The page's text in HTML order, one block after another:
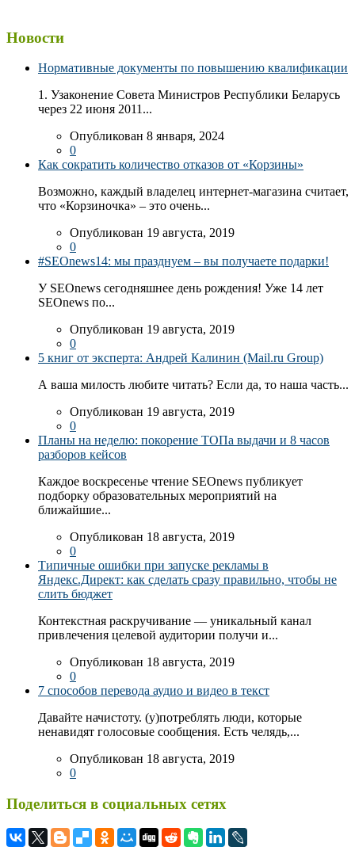
Новости
Нормативные документы по повышению квалификации
1. Узаконение Совета Министров Республики Беларусь
через 22 июня 2011...
Опубликован 8 января, 2024
0
Как сократить количество отказов от «Корзины»
Возможно, каждый владелец интернет-магазина считает,
что «Корзиночка» – это очень...
Опубликован 19 августа, 2019
0
#SEOnews14: мы празднуем – вы получаете подарки!
У SEOnews сегодняшнее день рождения! Уже 14 лет
SEOnews по...
Опубликован 19 августа, 2019
0
5 книг от эксперта: Андрей Калинин (Mail.ru Group)
А ваша милость любите читать? Если да, то наша часть...
Опубликован 19 августа, 2019
0
Планы на неделю: покорение ТОПа выдачи и 8 часов
разборов кейсов
Каждое воскресенье чтение SEOnews публикует
подборку образовательных мероприятий на
ближайшие...
Опубликован 18 августа, 2019
0
Типичные ошибки при запуске рекламы в
Яндекс.Директ: как сделать сразу правильно, чтобы не
слить бюджет
Контекстная раскручивание — уникальный канал
привлечения целевой аудитории получи и...
Опубликован 18 августа, 2019
0
7 способов перевода аудио и видео в текст
Давайте начистоту. (у)потреблять люди, которые
ненавидят голосовые сообщения. Есть челядь,...
Опубликован 18 августа, 2019
0
Поделиться в социальных сетях